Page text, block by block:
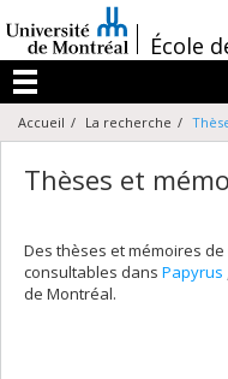
au
contenu
/École
Menu
Accueil La recherche
Thèses et
Des thèses et mémoires
consultables dans Papyrus
de Montréal.